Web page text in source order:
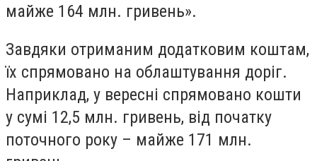
майже 164 млн. гривень».
Завдяки отриманим додатковим коштам,
їх спрямовано на облаштування доріг.
Наприклад, у вересні спрямовано кошти
у сумі 12,5 млн. гривень, від початку
поточного року – майже 171 млн.